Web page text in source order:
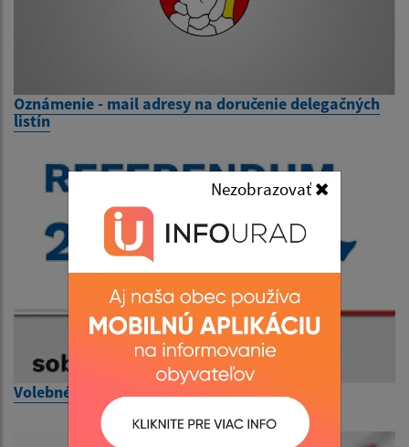
Nezobrazovať
Oznámenie - mail adresy na doručenie delegačných
listín
Volebné okrsky